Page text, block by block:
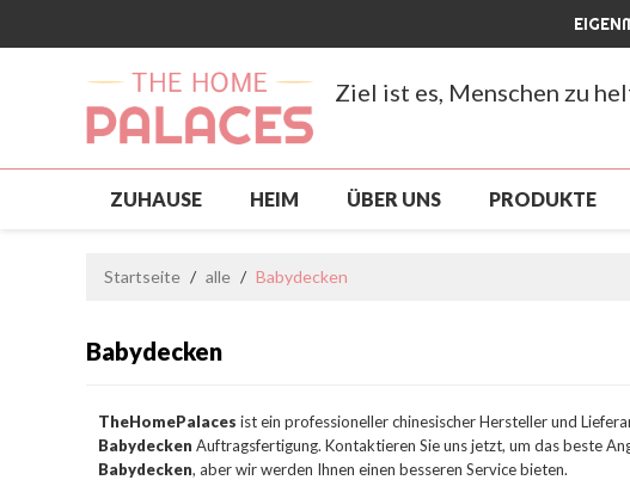
Ziel ist es, Menschen zu
ZUHAUSE HEIM ÜBER UNS PRODUKTE
Startseite / alle / Babydecken
Babydecken
TheHomePalaces ist ein professioneller chinesischer Hersteller und
Babydecken Auftragsfertigung. Kontaktieren Sie uns jetzt, um das beste
Babydecken, aber wir werden Ihnen einen besseren Service bieten.